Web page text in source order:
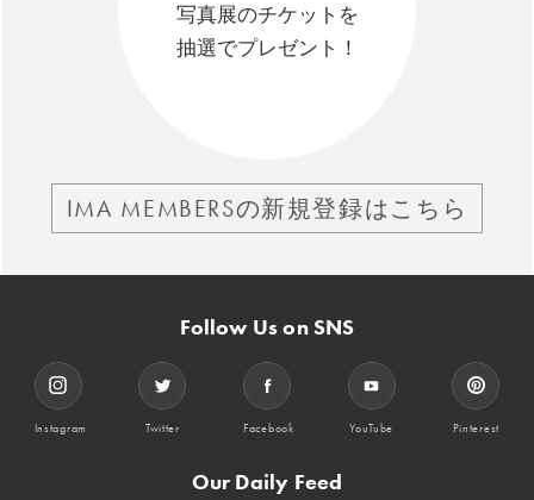
写真展のチケットを
抽選でプレゼント！
IMA MEMBERSの新規登録はこちら
Follow Us on SNS
Instagram Twitter Facebook YouTube Pinterest
Our Daily Feed